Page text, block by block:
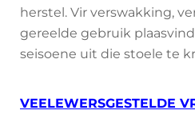
herstel. Vir verswakking,
gereelde gebruik
seisoene uit die stoele te
VEELEWERSGESTELDE